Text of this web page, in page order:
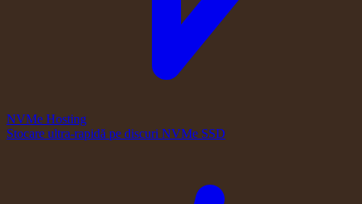
NVMe Hosting
Stocare ultra-rapidă pe discuri NVMe SSD